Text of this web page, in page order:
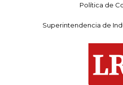
Política de
Superintendencia de